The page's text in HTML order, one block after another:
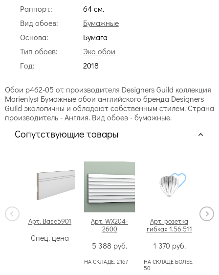
Раппорт:
64 cм.
Вид обоев:
Бумажные
Основа:
Бумага
Тип обоев:
Эко обои
Год:
2018
Обои p462-05 от производителя Designers Guild коллекция
Marienlyst Бумажные обои английского бренда Designers
Guild экологичны и обладают собственным стилем. Страна
производитель - Англия. Вид обоев - бумажные.
Сопутствующие товары
Арт. Base5901
Спец. цена
Арт. WX204-
2600
5 388 руб.
НА СКЛАДЕ: 2167
Арт. розетка
гибкая 1.56.511
1 370 руб.
НА СКЛАДЕ БОЛЕЕ:
50